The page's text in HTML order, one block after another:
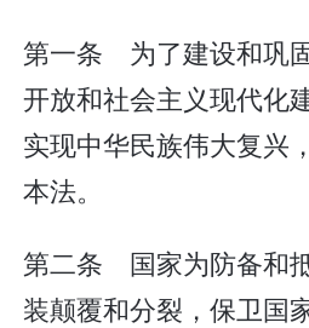
第一条 为了建设和巩
开放和社会主义现代化
实现中华民族伟大复兴
本法。
第二条 国家为防备和
装颠覆和分裂，保卫国